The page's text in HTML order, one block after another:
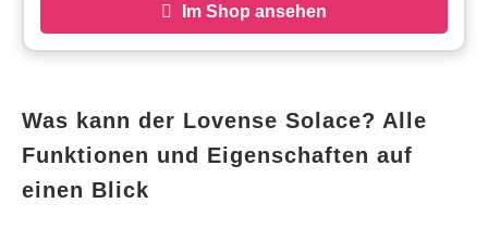
Im Shop ansehen
Was kann der Lovense Solace? Alle
Funktionen und Eigenschaften auf
einen Blick